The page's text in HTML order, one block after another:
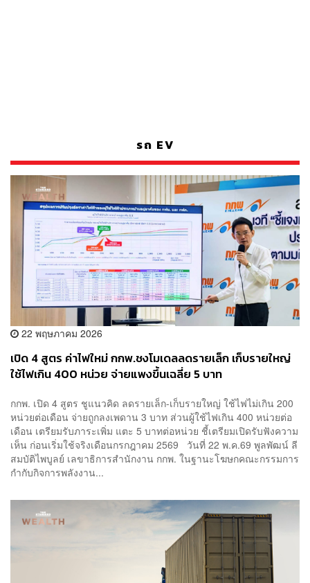
รถ EV
22 พฤษภาคม 2026
เปิด 4 สูตร ค่าไฟใหม่ กกพ.ชงโมเดลลดรายเล็ก เก็บรายใหญ่
ใช้ไฟเกิน 400 หน่วย จ่ายแพงขึ้นเฉลี่ย 5 บาท
กกพ. เปิด 4 สูตร ชูแนวคิด ลดรายเล็ก-เก็บรายใหญ่ ใช้ไฟไม่เกิน 200
หน่วยต่อเดือน จ่ายถูกลงเพดาน 3 บาท ส่วนผู้ใช้ไฟเกิน 400 หน่วยต่อ
เดือน เตรียมรับภาระเพิ่ม แตะ 5 บาทต่อหน่วย ชี้เตรียมเปิดรับฟังความ
เห็น ก่อนเริ่มใช้จริงเดือนกรกฎาคม 2569 วันที่ 22 พ.ค.69 พูลพัฒน์ ลี
สมบัติไพบูลย์ เลขาธิการสำนักงาน กกพ. ในฐานะโฆษกคณะกรรมการ
กำกับกิจการพลังงาน...